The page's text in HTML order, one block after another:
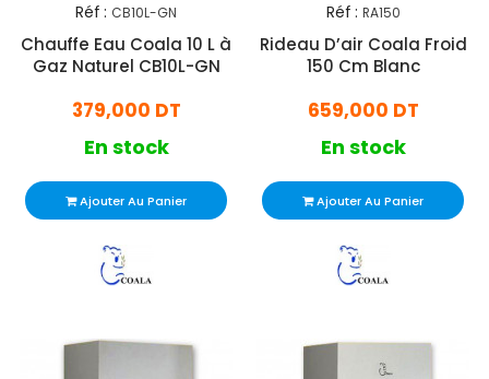
Réf : CB10L-GN
Chauffe Eau Coala 10 L à
Gaz Naturel CB10L-GN
379,000 DT
En stock
Ajouter Au Panier
Réf : RA150
Rideau D’air Coala Froid
150 Cm Blanc
659,000 DT
En stock
Ajouter Au Panier